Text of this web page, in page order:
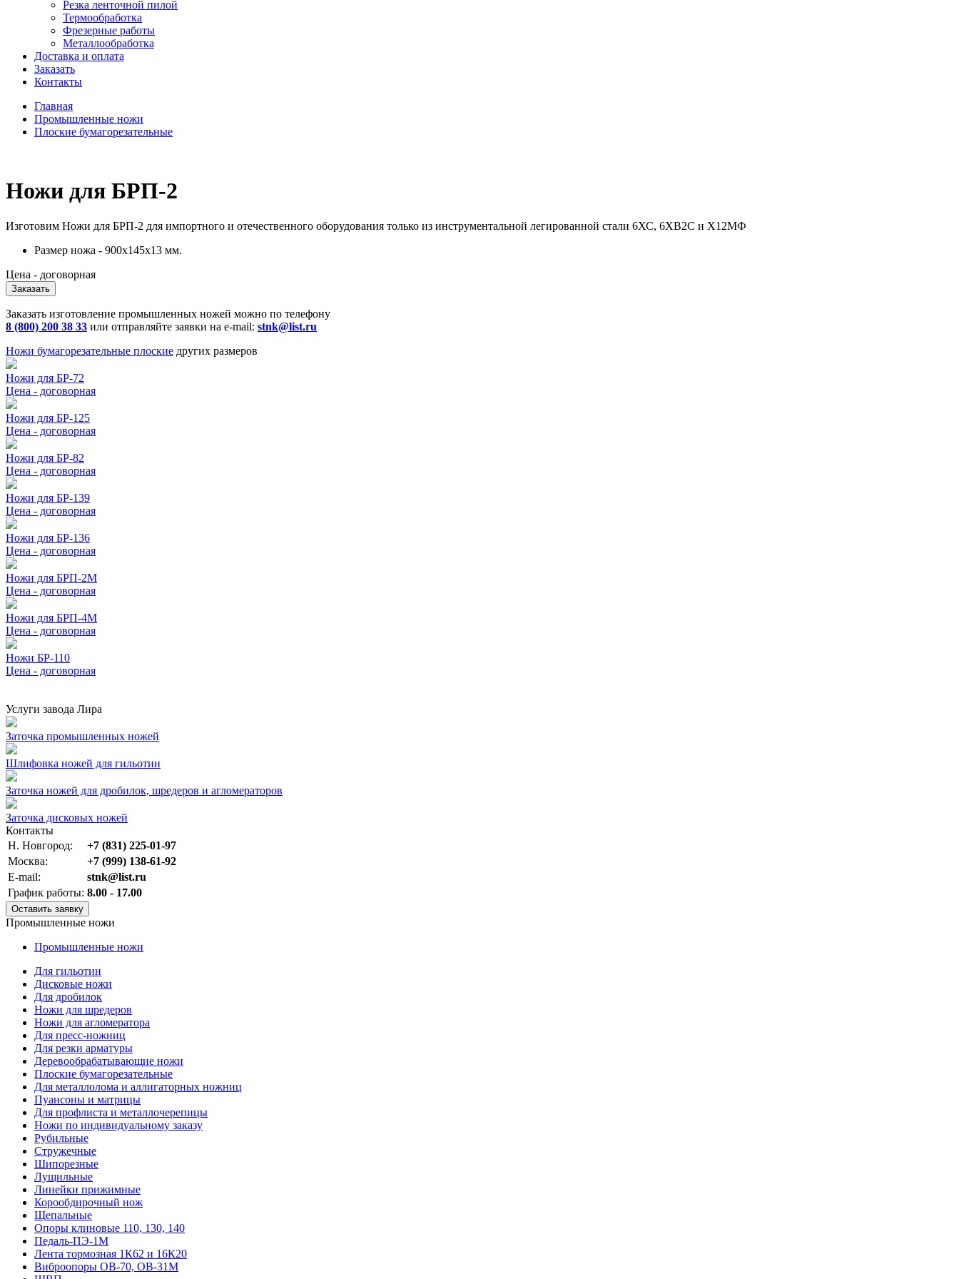
Резка ленточной пилой
Термообработка
Фрезерные работы
Металлообработка
Доставка и оплата
Заказать
Контакты
Главная
Промышленные ножи
Плоские бумагорезательные
Ножи для БРП-2
Изготовим Ножи для БРП-2 для импортного и отечественного оборудования только из инструментальной легированной стали 6ХС, 6ХВ2С и Х12МФ
Размер ножа - 900х145х13 мм.
Цена - договорная
Заказать
Заказать изготовление промышленных ножей можно по телефону
8 (800) 200 38 33 или отправляйте заявки на e-mail: stnk@list.ru
Ножи бумагорезательные плоские других размеров
Ножи для БР-72
Цена - договорная
Ножи для БР-125
Цена - договорная
Ножи для БР-82
Цена - договорная
Ножи для БР-139
Цена - договорная
Ножи для БР-136
Цена - договорная
Ножи для БРП-2М
Цена - договорная
Ножи для БРП-4М
Цена - договорная
Ножи БР-110
Цена - договорная
Услуги завода Лира
Заточка промышленных ножей
Шлифовка ножей для гильотин
Заточка ножей для дробилок, шредеров и агломераторов
Заточка дисковых ножей
Контакты
Н. Новгород:
+7 (831) 225-01-97
Москва:
+7 (999) 138-61-92
E-mail:
stnk@list.ru
График работы: 8.00 - 17.00
Оставить заявку
Промышленные ножи
Промышленные ножи
Для гильотин
Дисковые ножи
Для дробилок
Ножи для шредеров
Ножи для агломератора
Для пресс-ножниц
Для резки арматуры
Деревообрабатывающие ножи
Плоские бумагорезательные
Для металлолома и аллигаторных ножниц
Пуансоны и матрицы
Для профлиста и металлочерепицы
Ножи по индивидуальному заказу
Рубильные
Стружечные
Шипорезные
Лущильные
Линейки прижимные
Корообдирочный нож
Щепальные
Опоры клиновые 110, 130, 140
Педаль-ПЭ-1М
Лента тормозная 1К62 и 16К20
Виброопоры OB-70, OB-31M